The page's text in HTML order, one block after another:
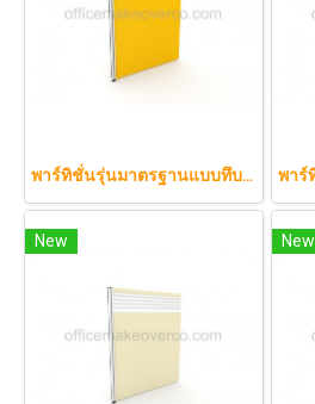
พาร์ทิชั่นรุ่นมาตรฐานแบบทึบกึ่งกระจกลาย 100 x 150 cm.
New New